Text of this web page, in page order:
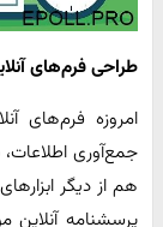
طراحی فرم‌های
امروزه فرم‌های
جمع‌آوری
هم از دیگر
پرسشنامه آنلاین